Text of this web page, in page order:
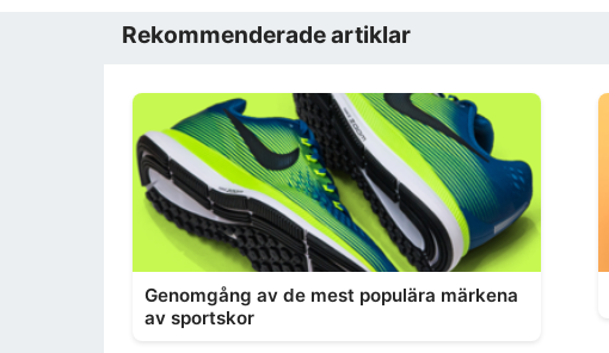
Rekommenderade artiklar
Genomgång av de mest populära märkena
av sportskor